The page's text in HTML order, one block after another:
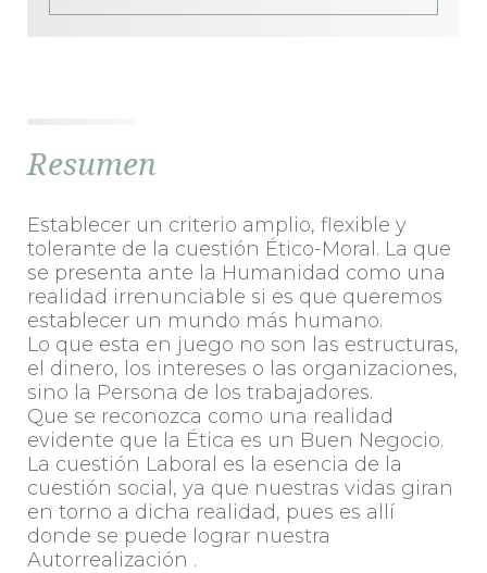
Resumen
Establecer un criterio amplio, flexible y
tolerante de la cuestión Ético-Moral. La que
se presenta ante la Humanidad como una
realidad irrenunciable si es que queremos
establecer un mundo más humano.
Lo que esta en juego no son las estructuras,
el dinero, los intereses o las organizaciones,
sino la Persona de los trabajadores.
Que se reconozca como una realidad
evidente que la Ética es un Buen Negocio.
La cuestión Laboral es la esencia de la
cuestión social, ya que nuestras vidas giran
en torno a dicha realidad, pues es allí
donde se puede lograr nuestra
Autorrealización .